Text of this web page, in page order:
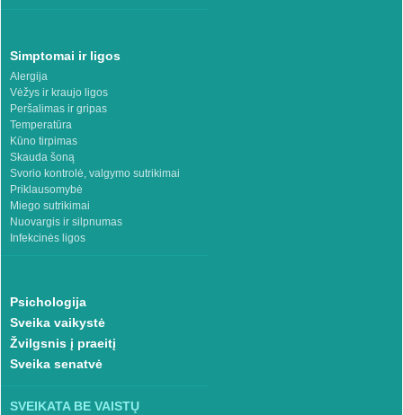
Simptomai ir ligos
Alergija
Vėžys ir kraujo ligos
Peršalimas ir gripas
Temperatūra
Kūno tirpimas
Skauda šoną
Svorio kontrolė, valgymo sutrikimai
Priklausomybė
Miego sutrikimai
Nuovargis ir silpnumas
Infekcinės ligos
Psichologija
Sveika vaikystė
Žvilgsnis į praeitį
Sveika senatvė
SVEIKATA BE VAISTŲ